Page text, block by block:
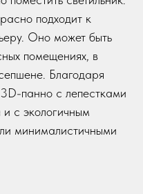
подходит к
Оно может быть
помещениях, в
Благодаря
панно с лепестками
и с экологичным
минималистичными